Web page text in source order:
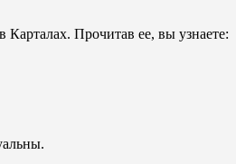
Прочитав ее, вы узнаете: